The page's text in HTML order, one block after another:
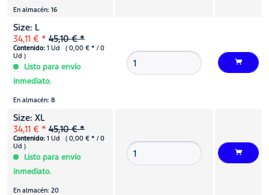
En almacén: 16
Size: L
34,11 € * 45,10 € *
Contenido: 1 Ud ( 0,00 € * / 0
Ud )
Listo para envío
inmediato.
En almacén: 8
Size: XL
34,11 € * 45,10 € *
Contenido: 1 Ud ( 0,00 € * / 0
Ud )
Listo para envío
inmediato.
En almacén: 20